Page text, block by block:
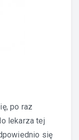
po raz
lekarza tej
się